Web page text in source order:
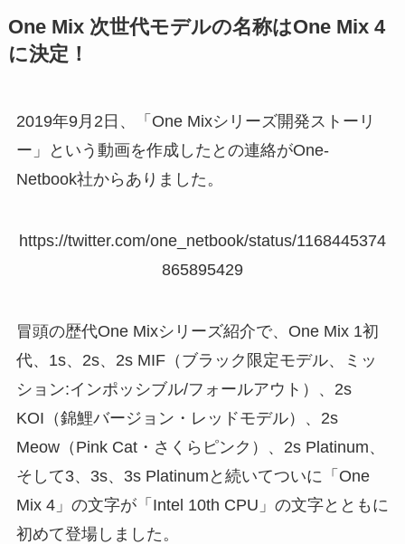
One Mix 次世代モデルの名称はOne Mix 4
に決定！
2019年9月2日、「One Mixシリーズ開発ストーリ
ー」という動画を作成したとの連絡がOne-
Netbook社からありました。
https://twitter.com/one_netbook/status/1168445374
865895429
冒頭の歴代One Mixシリーズ紹介で、One Mix 1初
代、1s、2s、2s MIF（ブラック限定モデル、ミッ
ション:インポッシブル/フォールアウト）、2s
KOI（錦鯉バージョン・レッドモデル）、2s
Meow（Pink Cat・さくらピンク）、2s Platinum、
そして3、3s、3s Platinumと続いてついに「One
Mix 4」の文字が「Intel 10th CPU」の文字とともに
初めて登場しました。